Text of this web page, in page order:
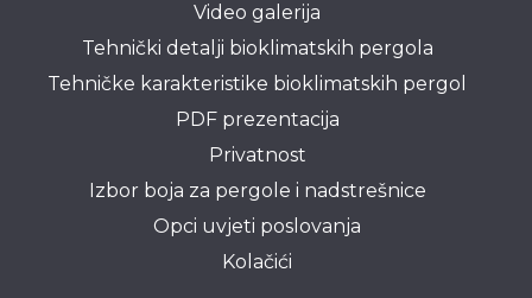
Video galerija
Tehnički detalji bioklimatskih pergola
Tehničke karakteristike bioklimatskih pergol
PDF prezentacija
Privatnost
Izbor boja za pergole i nadstrešnice
Opci uvjeti poslovanja
Kolačići